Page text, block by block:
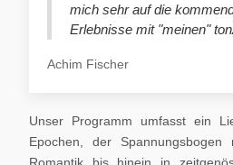
mich sehr auf die
Erlebnisse mit "meinen"
Achim Fischer
Unser Programm umfasst ein
Epochen, der